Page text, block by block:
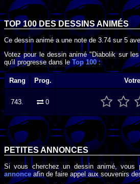
TOP 100 DESDESSINS ANIMÉS
Ce dessin animé a une note de 3.74sur5
Votez pour le dessin animé "Diabolik sur
qu'il progresse dans leTop 100:
Rang Prog.
743. 0
PETITES ANNONCES
Si vous cherchez un dessin animé, vous
annonce afin de faire appel aux souvenirs